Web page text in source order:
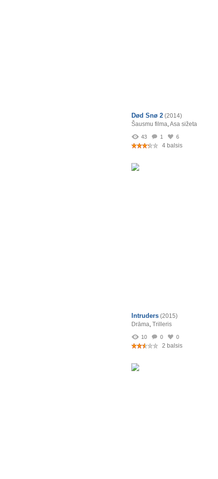
Død Snø 2 (2014)
Šausmu filma,Asa sižeta
43 1 6
4 balsis
Intruders (2015)
Drāma, Trilleris
10 0 0
2 balsis